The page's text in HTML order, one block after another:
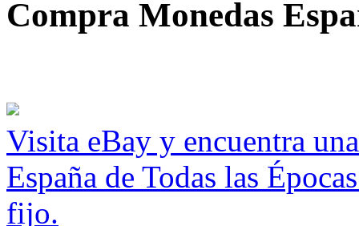
Compra Monedas
Visita eBay y encuentra
España de Todas las
fijo.